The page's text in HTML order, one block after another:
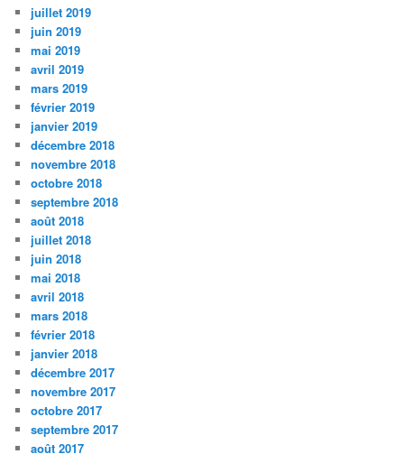
juillet 2019
juin 2019
mai 2019
avril 2019
mars 2019
février 2019
janvier 2019
décembre 2018
novembre 2018
octobre 2018
septembre 2018
août 2018
juillet 2018
juin 2018
mai 2018
avril 2018
mars 2018
février 2018
janvier 2018
décembre 2017
novembre 2017
octobre 2017
septembre 2017
août 2017